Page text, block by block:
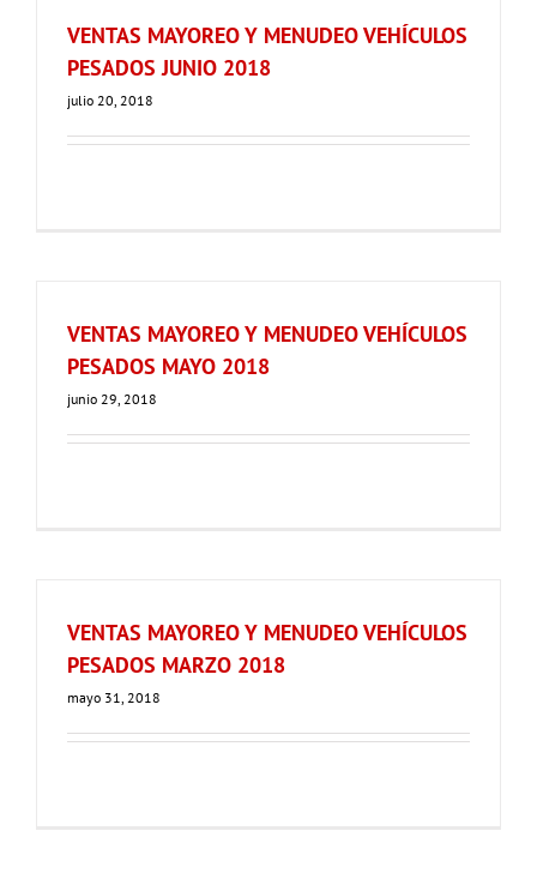
VENTAS MAYOREO Y MENUDEO VEHÍCULOS
PESADOS JUNIO 2018
julio 20, 2018
VENTAS MAYOREO Y MENUDEO VEHÍCULOS
PESADOS MAYO 2018
junio 29, 2018
VENTAS MAYOREO Y MENUDEO VEHÍCULOS
PESADOS MARZO 2018
mayo 31, 2018